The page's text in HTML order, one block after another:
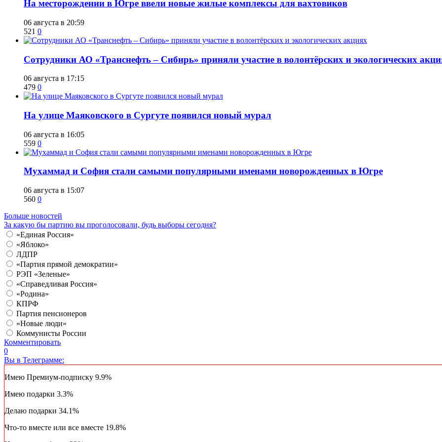
​На месторождении в Югре ввели новые жилые комплексы для вахтовиков
06 августа в 20:59
521 0
Сотрудники АО «Транснефть – Сибирь» приняли участие в волонтёрских и экологических
06 августа в 17:15
479 0
​На улице Маяковского в Сургуте появился новый мурал
06 августа в 16:05
559 0
​Мухаммад и София стали самыми популярными именами новорожденных в Югре
06 августа в 15:07
560 0
Больше новостей
За какую бы партию вы проголосовали, будь выборы сегодня?
«Единая Россия»
«Яблоко»
ЛДПР
«Партия прямой демократии»
РЭП «Зеленые»
«Справедливая Россия»
«Родина»
КПРФ
Партия пенсионеров
«Новые люди»
Коммунисты России
Комментировать
0
Вы в Телеграмме:
Имею Премиум-подписку 9.9%
Имею подарки 3.3%
Делаю подарки 34.1%
Что-то вместе или все вместе 19.8%